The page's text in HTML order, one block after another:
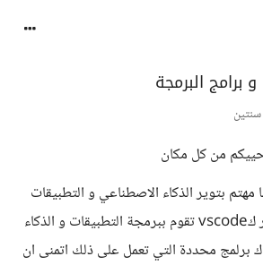
برامج البرمجة
من كل مكان
مهتم بتوير الذكاء الاصطناعي و التطبيقات
هل برامج التطوير كvscode تقوم ببرمجة التطبيقات و الذكاء
برلمج محددة التي تعمل على ذلك اتمنى ان